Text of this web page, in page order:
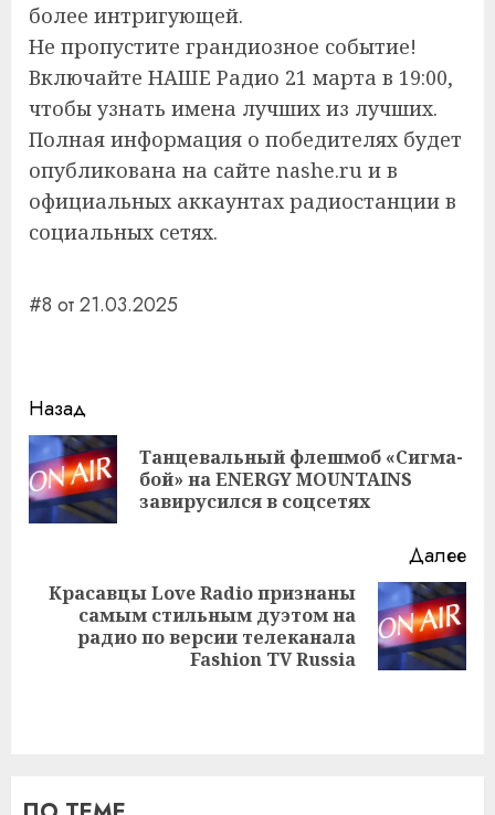
более интригующей.
Не пропустите грандиозное событие!
Включайте НАШЕ Радио 21 марта в 19:00,
чтобы узнать имена лучших из лучших.
Полная информация о победителях будет
опубликована на сайте nashe.ru и в
официальных аккаунтах радиостанции в
социальных сетях.
#8 от 21.03.2025
Навигация
записи
Назад
Танцевальный флешмоб «Сигма-
бой» на ENERGY MOUNTAINS
завирусился в соцсетях
Далее
Следующая
запись:
Красавцы Love Radio признаны
самым стильным дуэтом на
радио по версии телеканала
Fashion TV Russia